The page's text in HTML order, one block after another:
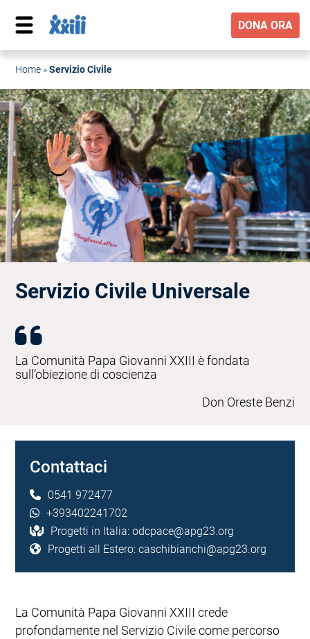
DONA ORA
Home »Servizio Civile
Servizio Civile Universale
La Comunità Papa Giovanni XXIII è fondata
sull’obiezione di coscienza
Don Oreste Benzi
Contattaci
0541 972477
+393402241702
Progetti in Italia: odcpace@apg23.org
Progetti all Estero: caschibianchi@apg23.org
La Comunità Papa Giovanni XXIII crede
profondamente nel Servizio Civile come percorso